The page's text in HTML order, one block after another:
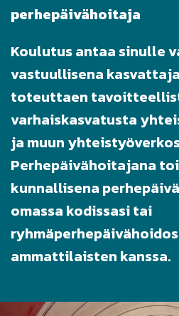
perhepäivähoitaja
Koulutus antaa sinulle
vastuullisena
toteuttaen
varhaiskasvatusta
ja muun
Perhepäivähoitajana
kunnallisena
omassa kodissasi tai
ammattilaisten kanssa.